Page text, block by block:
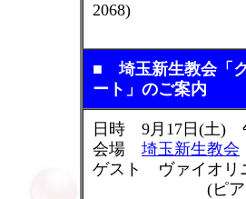
2068)
■ 埼玉新生教会「
ート」のご案内
日時 9月17日(土)
会場 埼玉新生教会
ゲスト ヴァイオリ
(ピアノと